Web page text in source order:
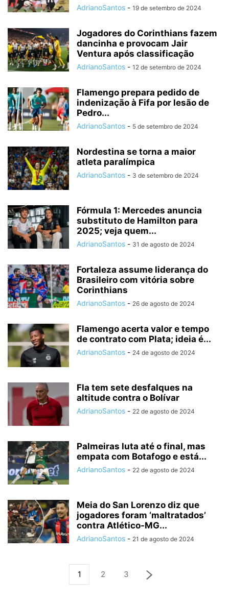
AdrianoSantos - 19 de setembro de 2024
Jogadores do Corinthians fazem
dancinha e provocam Jair
Ventura após classificação
AdrianoSantos - 12 de setembro de 2024
Flamengo prepara pedido de
indenização à Fifa por lesão de
Pedro...
AdrianoSantos - 5 de setembro de 2024
Nordestina se torna a maior
atleta paralímpica
AdrianoSantos - 3 de setembro de 2024
Fórmula 1: Mercedes anuncia
substituto de Hamilton para
2025; veja quem...
AdrianoSantos - 31 de agosto de 2024
Fortaleza assume liderança do
Brasileiro com vitória sobre
Corinthians
AdrianoSantos - 26 de agosto de 2024
Flamengo acerta valor e tempo
de contrato com Plata; ideia é...
AdrianoSantos - 24 de agosto de 2024
Fla tem sete desfalques na
altitude contra o Bolívar
AdrianoSantos - 22 de agosto de 2024
Palmeiras luta até o final, mas
empata com Botafogo e está...
AdrianoSantos - 22 de agosto de 2024
Meia do San Lorenzo diz que
jogadores foram ‘maltratados’
contra Atlético-MG...
AdrianoSantos - 21 de agosto de 2024
1 2 3